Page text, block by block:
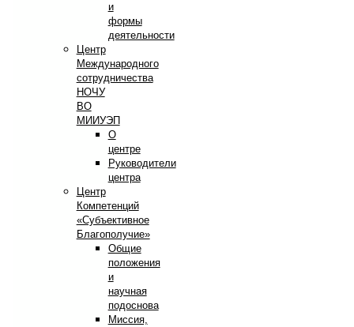
и
формы
деятельности
Центр
Международного
сотрудничества
НОЧУ
ВО
МИИУЭП
О
центре
Руководители
центра
Центр
Компетенций
«Субъективное
Благополучие»
Общие
положения
и
научная
подоснова
Миссия,